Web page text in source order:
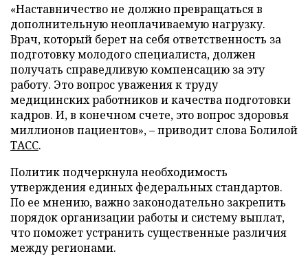
«Наставничество не должно превращаться в
дополнительную неоплачиваемую нагрузку.
Врач, который берет на себя ответственность за
подготовку молодого специалиста, должен
получать справедливую компенсацию за эту
работу. Это вопрос уважения к труду
медицинских работников и качества подготовки
кадров. И, в конечном счете, это вопрос здоровья
миллионов пациентов», – приводит слова Болилой
ТАСС.
Политик подчеркнула необходимость
утверждения единых федеральных стандартов.
По ее мнению, важно законодательно закрепить
порядок организации работы и систему выплат,
что поможет устранить существенные различия
между регионами.